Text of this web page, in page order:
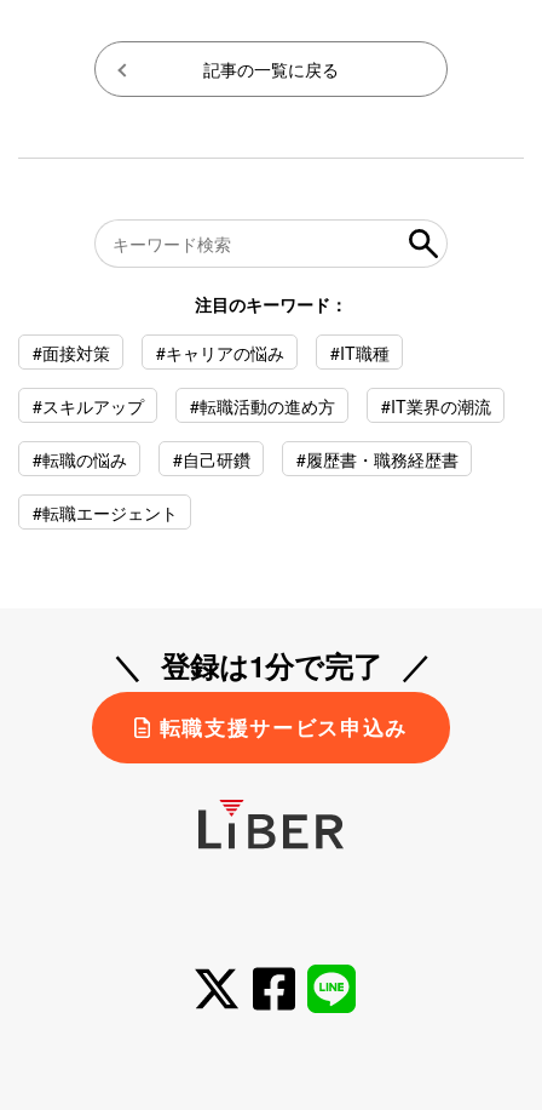
記事の一覧に戻る
注目のキーワード：
#面接対策
#キャリアの悩み #IT職種
#スキルアップ #転職活動の進め方 #IT業界の潮流
#転職の悩み #自己研鑽 #履歴書・職務経歴書
#転職エージェント
登録は1分で完了
転職支援サービス申込み